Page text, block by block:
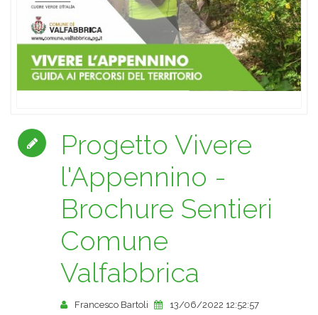
Progetto Vivere
l'Appennino -
Brochure Sentieri
Comune
Valfabbrica
Francesco Bartoli 13/06/2022 12:52:57